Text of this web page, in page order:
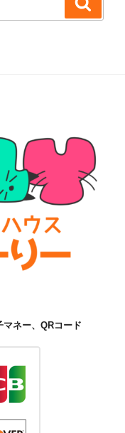
ネー、QRコード